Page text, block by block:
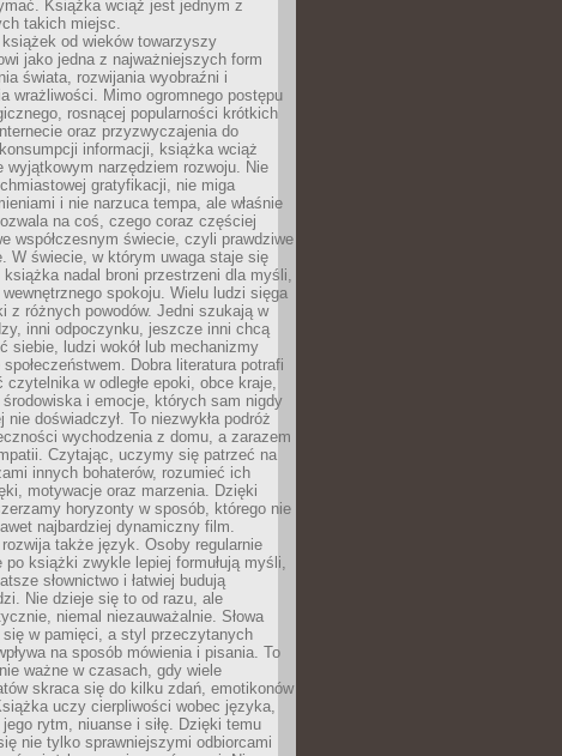
Książka wciąż jest jednym z
takich miejsc.
od wieków towarzyszy
jako jedna z najważniejszych form
świata, rozwijania wyobraźni i
wrażliwości. Mimo ogromnego postępu
rosnącej popularności krótkich
oraz przyzwyczajenia do
informacji, książka wciąż
wyjątkowym narzędziem rozwoju. Nie
gratyfikacji, nie miga
i nie narzuca tempa, ale właśnie
na coś, czego coraz częściej
współczesnym świecie, czyli prawdziwe
W świecie, w którym uwaga staje się
książka nadal broni przestrzeni dla myśli,
spokoju. Wielu ludzi sięga
z różnych powodów. Jedni szukają w
inni odpoczynku, jeszcze inni chcą
siebie, ludzi wokół lub mechanizmy
Dobra literatura potrafi
czytelnika w odległe epoki, obce kraje,
środowiska i emocje, których sam nigdy
nie doświadczył. To niezwykła podróż
wychodzenia z domu, a zarazem
Czytając, uczymy się patrzeć na
innych bohaterów, rozumieć ich
motywacje oraz marzenia. Dzięki
horyzonty w sposób, którego nie
najbardziej dynamiczny film.
także język. Osoby regularnie
po książki zwykle lepiej formułują myśli,
słownictwo i łatwiej budują
Nie dzieje się to od razu, ale
niemal niezauważalnie. Słowa
się w pamięci, a styl przeczytanych
na sposób mówienia i pisania. To
ważne w czasach, gdy wiele
skraca się do kilku zdań, emotikonów
uczy cierpliwości wobec języka,
jego rytm, niuanse i siłę. Dzięki temu
nie tylko sprawniejszymi odbiorcami